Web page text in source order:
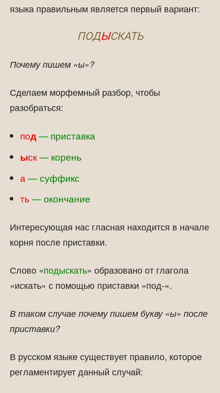
языка правильным является первый вариант:
ПОДЫСКАТЬ
Почему пишем «ы»?
Сделаем морфемный разбор, чтобы
разобраться:
под— приставка
ыск— корень
а — суффикс
ть — окончание
Интересующая нас гласная находится в начале
корня после приставки.
Слово «подыскать» образовано от глагола
«искать» с помощью приставки «под-«.
В таком случае почему пишем букву «ы» после
приставки?
В русском языке существует правило, которое
регламентирует данный случай: